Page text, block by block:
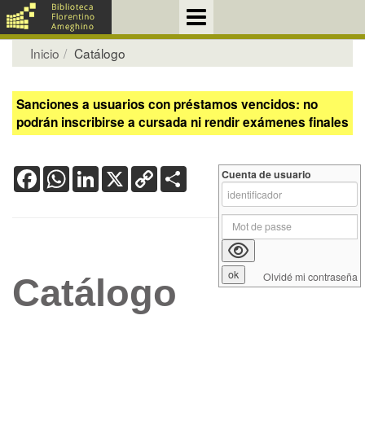
Inicio Catálogo
Sanciones a usuarios con préstamos vencidos: no
podrán inscribirse a cursada ni rendir exámenes finales
FacebookWhatsApp
LinkedIn
X Copy
Link
Catálogo
Cuenta de usuario
Olvidé mi contraseña